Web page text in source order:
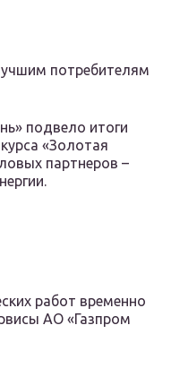
потребителям
подвело итоги
«Золотая
партнеров –
работ временно
АО «Газпром